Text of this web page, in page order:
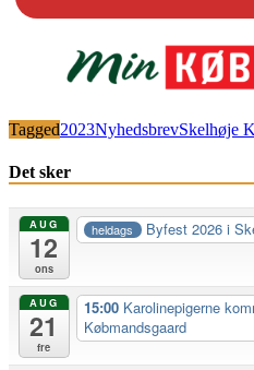
Tagged2023NyhedsbrevSkelhøje
Det sker
AUG
12
ons
heldags Byfest 2026 i
AUG
21
fre
15:00 Karolinepigerne
Købmandsgaard